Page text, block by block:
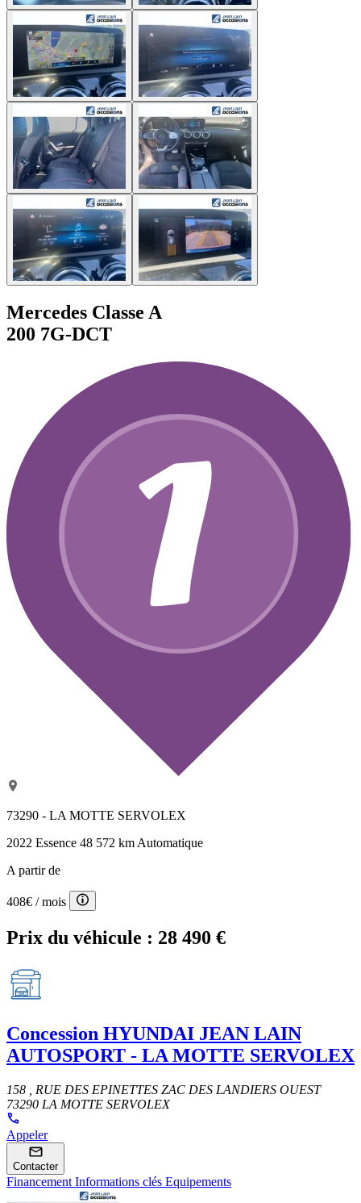
Mercedes Classe A
200 7G-DCT
73290 - LA MOTTE SERVOLEX
2022 Essence 48 572 km Automatique
A partir de
408€ / mois
Prix du véhicule : 28 490 €
Concession HYUNDAI JEAN LAIN
AUTOSPORT - LA MOTTE SERVOLEX
158 , RUE DES EPINETTES ZAC DES LANDIERS OUEST
73290 LA MOTTE SERVOLEX
Appeler
Contacter
Financement Informations clés Equipements